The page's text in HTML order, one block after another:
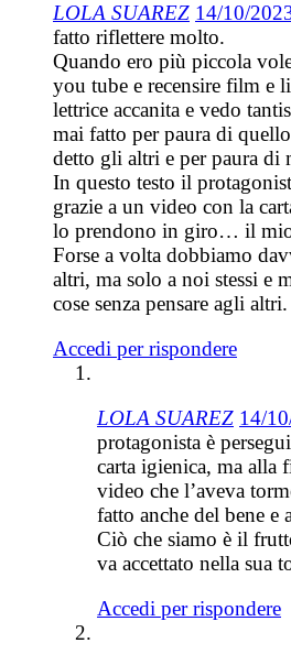
LOLA SUAREZ 14/10/
fatto riflettere molto.
Quando ero più piccola
you tube e recensire film e
lettrice accanita e vedo
mai fatto per paura di
detto gli altri e per paura di
In questo testo il
grazie a un video con la
lo prendono in giro… il
Forse a volta dobbiamo
altri, ma solo a noi stessi e
cose senza pensare agli altri.
Accedi per rispondere
LOLA SUAREZ 14/
protagonista è
carta igienica, ma alla
video che l’aveva
fatto anche del bene e
Ciò che siamo è il
va accettato nella sua
Accedi per rispondere